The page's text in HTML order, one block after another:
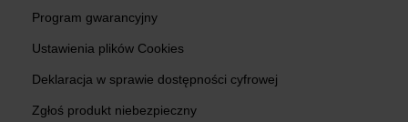
Program gwarancyjny
Ustawienia plików Cookies
Deklaracja w sprawie dostępności cyfrowej
Zgłoś produkt niebezpieczny